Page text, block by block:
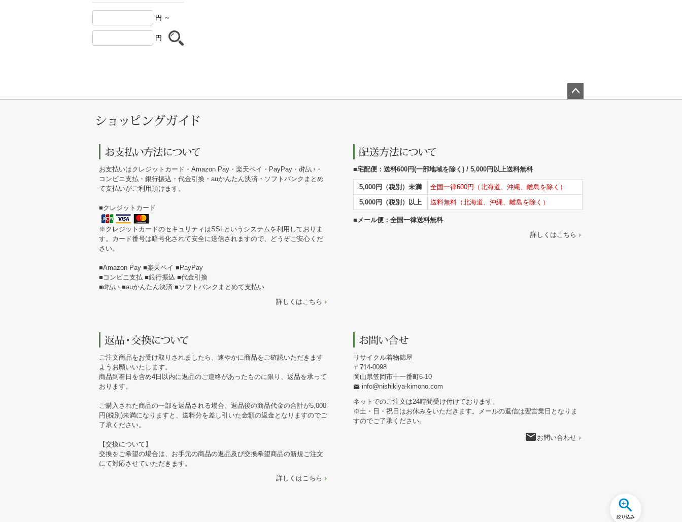
円 ～
円
絞り込み
お支払いはクレジットカード・Amazon Pay・楽天ペイ・PayPay・d払い・
コンビニ支払・銀行振込・代金引換・auかんたん決済・ソフトバンクまとめ
て支払いがご利用頂けます。
■クレジットカード
※クレジットカードのセキュリティはSSLというシステムを利用しておりま
す。カード番号は暗号化されて安全に送信されますので、どうぞご安心くだ
さい。
■Amazon Pay ■楽天ペイ ■PayPay
■コンビニ支払 ■銀行振込 ■代金引換
■d払い ■auかんたん決済 ■ソフトバンクまとめて支払い
詳しくはこちら
■宅配便：送料600円(一部地域を除く) / 5,000円以上送料無料
5,000円（税別）未満
全国一律600円（北海道、沖縄、離島を除く）
5,000円（税別）以上
送料無料（北海道、沖縄、離島を除く）
■メール便：全国一律送料無料
詳しくはこちら
ご注文商品をお受け取りされましたら、速やかに商品をご確認いただきます
ようお願いいたします。
商品到着日を含め4日以内に返品のご連絡があったものに限り、返品を承って
おります。
ご購入された商品の一部を返品される場合、返品後の商品代金の合計が5,000
円(税別)未満になりますと、送料分を差し引いた金額の返金となりますのでご
了承ください。
【交換について】
交換をご希望の場合は、お手元の商品の返品及び交換希望商品の新規ご注文
にて対応させていただきます。
詳しくはこちら
リサイクル着物錦屋
714-0098
岡山県笠岡市十一番町6-10
info@nishikiya-kimono.com
ネットでのご注文は24時間受け付けております。
※土・日・祝日はお休みをいただきます。メールの返信は翌営業日となりま
すのでご了承ください。
email お問い合わせ